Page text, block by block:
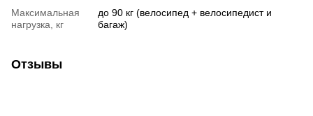
Максимальная
нагрузка, кг
до 90 кг (велосипед + велосипедист и
багаж)
Отзывы